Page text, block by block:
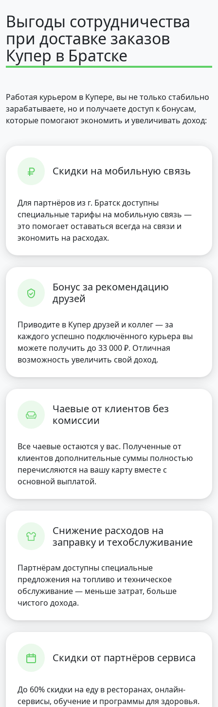
Выгоды сотрудничества
при доставке заказов
Купер в Братске
Работая курьером в Купере, вы не только стабильно
зарабатываете, но и получаете доступ к бонусам,
которые помогают экономить и увеличивать доход:
Скидки на мобильную связь
Для партнёров из г. Братск доступны
специальные тарифы на мобильную связь —
это помогает оставаться всегда на связи и
экономить на расходах.
Бонус за рекомендацию
друзей
Приводите в Купер друзей и коллег — за
каждого успешно подключённого курьера вы
можете получить до 33 000 ₽. Отличная
возможность увеличить свой доход.
Чаевые от клиентов без
комиссии
Все чаевые остаются у вас. Полученные от
клиентов дополнительные суммы полностью
перечисляются на вашу карту вместе с
основной выплатой.
Снижение расходов на
заправку и техобслуживание
Партнёрам доступны специальные
предложения на топливо и техническое
обслуживание — меньше затрат, больше
чистого дохода.
Скидки от партнёров сервиса
До 60% скидки на еду в ресторанах, онлайн-
сервисы, обучение и программы для здоровья.